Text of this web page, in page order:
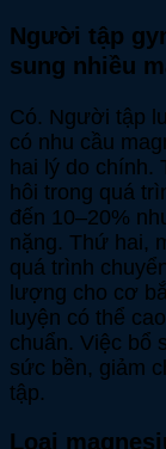
Người tập
sung nhiều
Có. Người tập
có nhu cầu
hai lý do chính.
hôi trong quá
đến 10–20%
nặng. Thứ hai,
quá trình
lượng cho cơ
luyện có thể
chuẩn. Việc bổ
sức bền, giảm
tập.
Loại